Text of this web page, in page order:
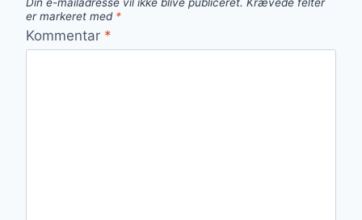
er markeret med *
Kommentar *